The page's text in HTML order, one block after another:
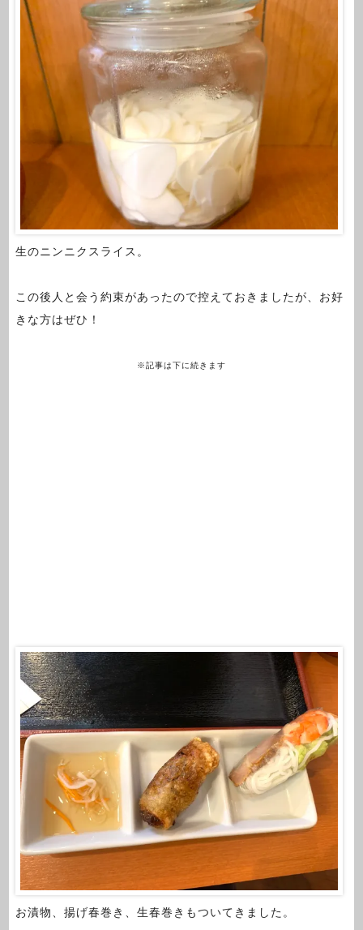
生のニンニクスライス。
この後人と会う約束があったので控えておきましたが、お好
きな方はぜひ！
※記事は下に続きます
お漬物、揚げ春巻き、生春巻きもついてきました。